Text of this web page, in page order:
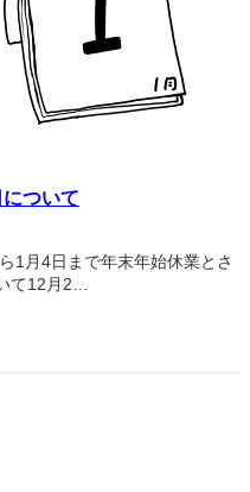
ついて
1月4日まで年末年始休業とさ
て12月2…